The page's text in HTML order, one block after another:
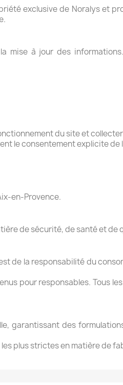
exclusive de Noralys et
à jour des
du site et
le consentement explicite de
en-Provence.
de sécurité, de santé et de
de la responsabilité du
pour responsables. Tous
garantissant des
plus strictes en matière de